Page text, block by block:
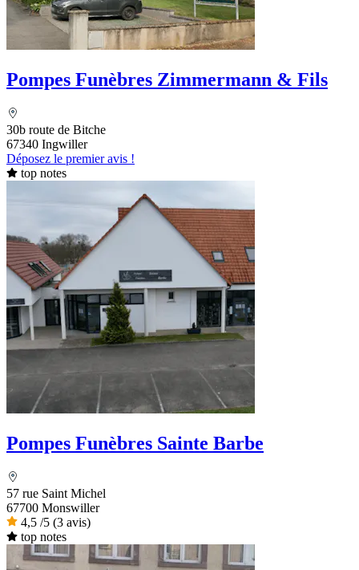
Pompes Funèbres Zimmermann & Fils
30b route de Bitche
67340 Ingwiller
Déposez le premier avis !
top notes
Pompes Funèbres Sainte Barbe
57 rue Saint Michel
67700 Monswiller
4,5 /5 (3 avis)
top notes